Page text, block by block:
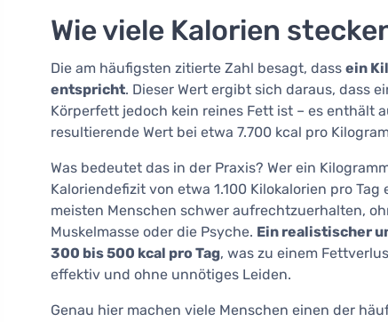
Wie viele Kalorien
Die am häufigsten zitierte Zahl besagt, dass ein
entspricht. Dieser Wert ergibt sich daraus, dass
Körperfett jedoch kein reines Fett ist – es enthält
resultierende Wert bei etwa 7.700 kcal pro
Was bedeutet das in der Praxis? Wer ein
Kaloriendefizit von etwa 1.100 Kilokalorien pro
meisten Menschen schwer aufrechtzuerhalten,
Muskelmasse oder die Psyche. Ein realistischer
300 bis 500 kcal pro Tag, was zu einem
effektiv und ohne unnötiges Leiden.
Genau hier machen viele Menschen einen der